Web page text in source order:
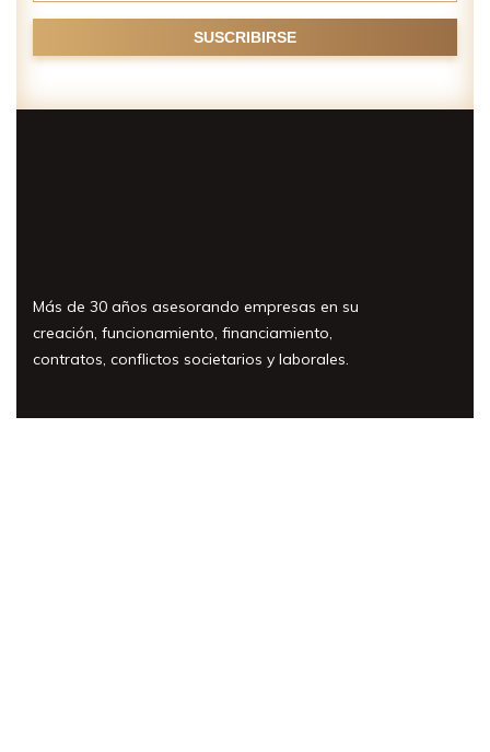
Más de 30 años asesorando empresas en su
creación, funcionamiento, financiamiento,
contratos, conflictos societarios y laborales.